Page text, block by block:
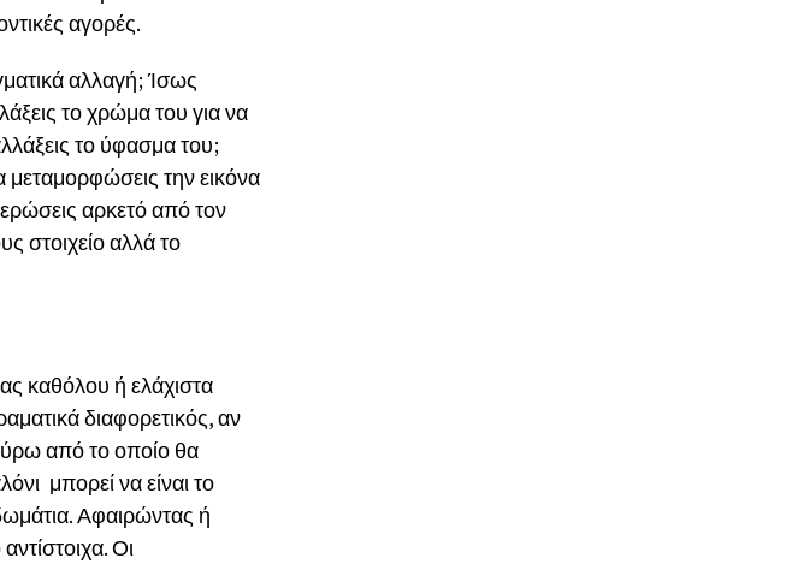
αγορές.
αλλαγή; Ίσως
το χρώμα του για να
το ύφασμα του;
μεταμορφώσεις την εικόνα
αρκετό από τον
στοιχείο αλλά το
καθόλου ή ελάχιστα
διαφορετικός, αν
από το οποίο θα
μπορεί να είναι το
Αφαιρώντας ή
Οι